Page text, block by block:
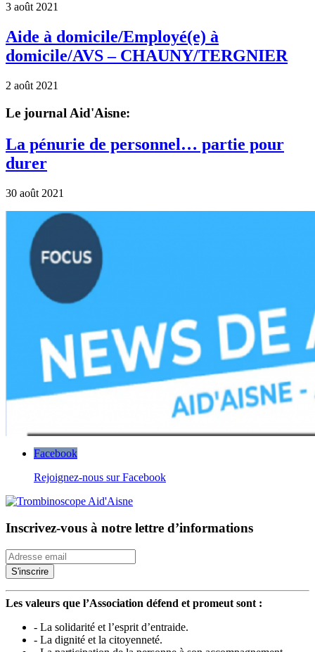
3 août 2021
Aide à domicile/Employé(e) à
domicile/AVS – CHAUNY/TERGNIER
2 août 2021
Le journal Aid'Aisne:
La pénurie de personnel… partie pour
durer
30 août 2021
Facebook
Rejoignez-nous sur Facebook
Inscrivez-vous à notre lettre d’informations
Les valeurs que l’Association défend et promeut sont :
- La solidarité et l’esprit d’entraide.
- La dignité et la citoyenneté.